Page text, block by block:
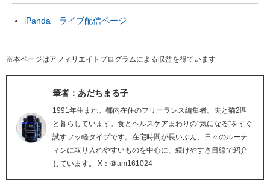
iPanda ライブ配信ページ
※本ページはアフィリエイトプログラムによる収益を得ています
筆者：あだちまる子
1991年生まれ。都内在住のフリーランス編集者。夫と猫2匹
と暮らしています。食とヘルスケアまわりの"気になる"をすぐ
試すフッ軽タイプです。在宅時間が長いぶん、日々のルーテ
ィンに取り入れやすいものを中心に、続けやすさ目線で紹介
しています。 X：＠am161024